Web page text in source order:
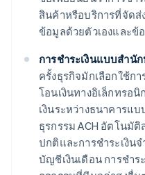
สินค้าหรือบริการที่จัดส่
ข้อมูลด้วยตัวเองและข้
การชำระเงินแบบสำ
ครั้งธุรกิจมักเลือกใช้ก
โอนเงินทางอิเล็กทรอ
เงินระหว่างธนาคารแ
ธุรกรรม ACH อัตโนมั
ปกติและการชําระเงิน
บัญชีเงินเดือน การชําร